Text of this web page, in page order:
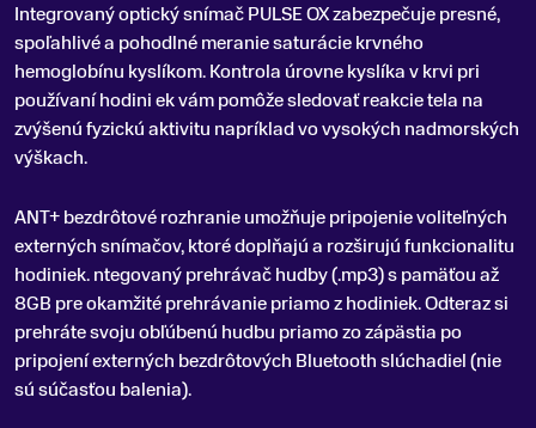
Integrovaný optický snímač PULSE OX zabezpečuje presné,
spoľahlivé a pohodlné meranie saturácie krvného
hemoglobínu kyslíkom. Kontrola úrovne kyslíka v krvi pri
používaní hodini ek vám pomôže sledovať reakcie tela na
zvýšenú fyzickú aktivitu napríklad vo vysokých nadmorských
výškach.
ANT+ bezdrôtové rozhranie umožňuje pripojenie voliteľných
externých snímačov, ktoré doplňajú a rozširujú funkcionalitu
hodiniek. ntegovaný prehrávač hudby (.mp3) s pamäťou až
8GB pre okamžité prehrávanie priamo z hodiniek. Odteraz si
prehráte svoju obľúbenú hudbu priamo zo zápästia po
pripojení externých bezdrôtových Bluetooth slúchadiel (nie
sú súčasťou balenia).